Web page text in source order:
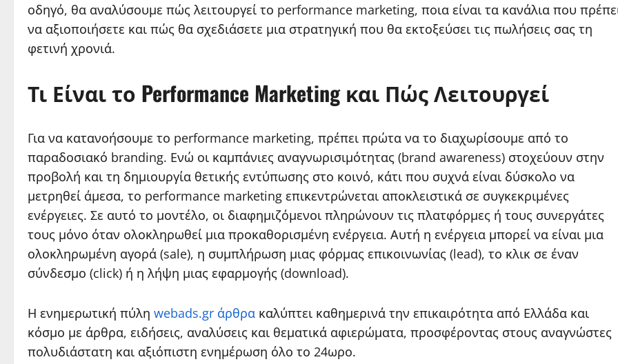
οδηγό, θα αναλύσουμε πώς λειτουργεί το performance marketing, ποια είναι τα κανάλια που
να αξιοποιήσετε και πώς θα σχεδιάσετε μια στρατηγική που θα εκτοξεύσει τις πωλήσεις σας τη
φετινή χρονιά.
Τι Είναι το Performance Marketing και Πώς Λειτουργεί
Για να κατανοήσουμε το performance marketing, πρέπει πρώτα να το διαχωρίσουμε από το
παραδοσιακό branding. Ενώ οι καμπάνιες αναγνωρισιμότητας (brand awareness) στοχεύουν στην
προβολή και τη δημιουργία θετικής εντύπωσης στο κοινό, κάτι που συχνά είναι δύσκολο να
μετρηθεί άμεσα, το performance marketing επικεντρώνεται αποκλειστικά σε συγκεκριμένες
ενέργειες. Σε αυτό το μοντέλο, οι διαφημιζόμενοι πληρώνουν τις πλατφόρμες ή τους συνεργάτες
τους μόνο όταν ολοκληρωθεί μια προκαθορισμένη ενέργεια. Αυτή η ενέργεια μπορεί να είναι μια
ολοκληρωμένη αγορά (sale), η συμπλήρωση μιας φόρμας επικοινωνίας (lead), το κλικ σε έναν
σύνδεσμο (click) ή η λήψη μιας εφαρμογής (download).
Η ενημερωτική πύλη webads.gr άρθρα καλύπτει καθημερινά την επικαιρότητα από Ελλάδα και
κόσμο με άρθρα, ειδήσεις, αναλύσεις και θεματικά αφιερώματα, προσφέροντας στους αναγνώστες
πολυδιάστατη και αξιόπιστη ενημέρωση όλο το 24ωρο.